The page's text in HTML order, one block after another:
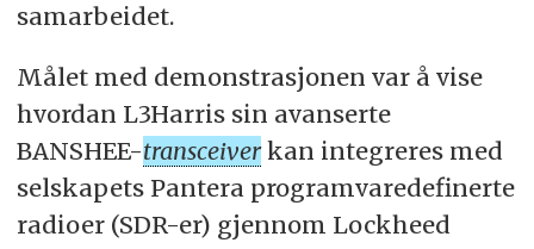
samarbeidet.
Målet med demonstrasjonen var å vise
hvordan L3Harris sin avanserte
BANSHEE-transceiverkan integreres med
selskapets Pantera programvaredefinerte
radioer (SDR-er) gjennom Lockheed